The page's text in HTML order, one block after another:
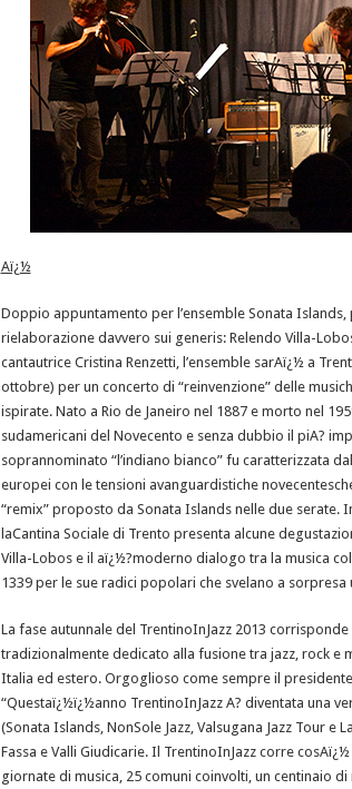
Aï¿½
Doppio appuntamento per l’ensemble Sonata
rielaborazione davvero sui generis: Relendo Villa-
cantautrice Cristina Renzetti, l’ensemble sarAï¿½ a
ottobre) per un concerto di “reinvenzione” delle
ispirate. Nato a Rio de Janeiro nel 1887 e morto nel
sudamericani del Novecento e senza dubbio il piA?
soprannominato “l’indiano bianco” fu caratterizzata
europei con le tensioni avanguardistiche
“remix” proposto da Sonata Islands nelle due serate.
laCantina Sociale di Trento presenta alcune
Villa-Lobos e il aï¿½?moderno dialogo tra la musica
1339 per le sue radici popolari che svelano a
La fase autunnale del TrentinoInJazz 2013
tradizionalmente dedicato alla fusione tra jazz, rock
Italia ed estero. Orgoglioso come sempre il presidente
“Questaï¿½ï¿½anno TrentinoInJazz A? diventata una
(Sonata Islands, NonSole Jazz, Valsugana Jazz Tour e
Fassa e Valli Giudicarie. Il TrentinoInJazz corre
giornate di musica, 25 comuni coinvolti, un centinaio